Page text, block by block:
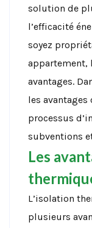
solution de
l’efficacité
soyez
appartement,
avantages.
les avantages
processus
subventions
Les
L’isolation
plusieurs